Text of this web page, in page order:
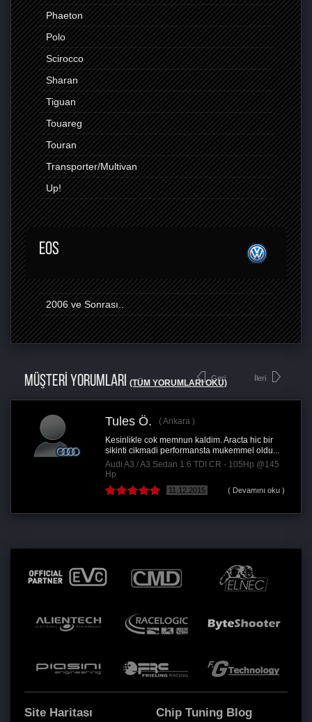
Phaeton
Polo
Scirocco
Sharan
Tiguan
Touareg
Touran
Transporter/Multivan
Up!
EOS
2006 ve Sonrası..
MÜŞTERİ YORUMLARI (TÜM YORUMLARI OKU)
Geri
Ankara
cok memnun kaldim. Aracta hic bir
performansta mukemmel oldu...
/ A3 Sedan 1.6 TDI CR - 105Hp @145
( Devamını oku )
Ben cok
Araba
Audi A6
İleri
Site Haritası Chip Tuning Blog